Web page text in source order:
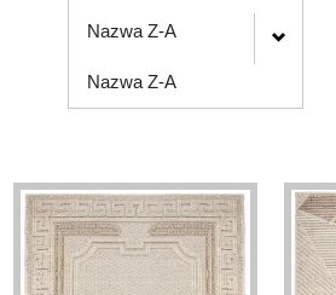
Nazwa Z-A
Nazwa Z-A